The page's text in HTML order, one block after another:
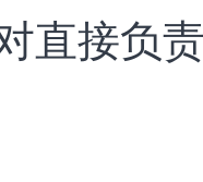
直接负